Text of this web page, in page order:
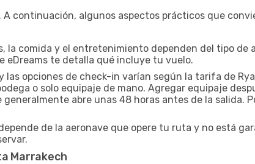
continuación, algunos aspectos prácticos que
la comida y el entretenimiento dependen del tipo de
eDreams te detalla qué incluye tu vuelo.
las opciones de check-in varían según la tarifa de
o solo equipaje de mano. Agregar equipaje
abre unas 48 horas antes de la salida.
de la aeronave que opere tu ruta y no está
Marrakech